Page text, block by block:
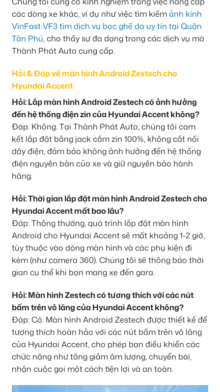
các dòng xe khác, ví dụ như việc tìm kiếmảnh kính
VinFast VF3 tìm dịch vụ bọc ghế da uy tín tại Quận
Tân Phú, cho thấy sự đa dạng trong các dịch vụ mà
Thành Phát Auto cung cấp.
Hỏi & Đáp về màn hình Android Zestech cho
Hyundai Accent
Hỏi: Lắp màn hình Android Zestech có ảnh hưởng
đến hệ thống điện zin của Hyundai Accent không?
Đáp: Không. Tại Thành Phát Auto, chúng tôi cam
kết lắp đặt bằng jack cắm zin 100%, không cắt nối
dây điện, đảm bảo không ảnh hưởng đến hệ thống
điện nguyên bản của xe và giữ nguyên bảo hành
hãng.
Hỏi: Thời gian lắp đặt màn hình Android Zestech cho
Hyundai Accent mất bao lâu?
Đáp: Thông thường, quá trình lắp đặt màn hình
Android cho Hyundai Accent sẽ mất khoảng 1-2 giờ,
tùy thuộc vào dòng màn hình và các phụ kiện đi
kèm (như camera 360). Chúng tôi sẽ thông báo thời
gian cụ thể khi bạn mang xe đến gara.
Hỏi: Màn hình Zestech có tương thích với các nút
bấm trên vô lăng của Hyundai Accent không?
Đáp: Có. Màn hình Android Zestech được thiết kế để
tương thích hoàn hảo với các nút bấm trên vô lăng
của Hyundai Accent, cho phép bạn điều khiển các
chức năng như tăng giảm âm lượng, chuyển bài,
nhận cuộc gọi một cách tiện lợi và an toàn.